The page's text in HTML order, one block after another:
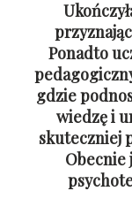
Ponadto
gdzie
wiedzę i
skuteczniej
Obecnie